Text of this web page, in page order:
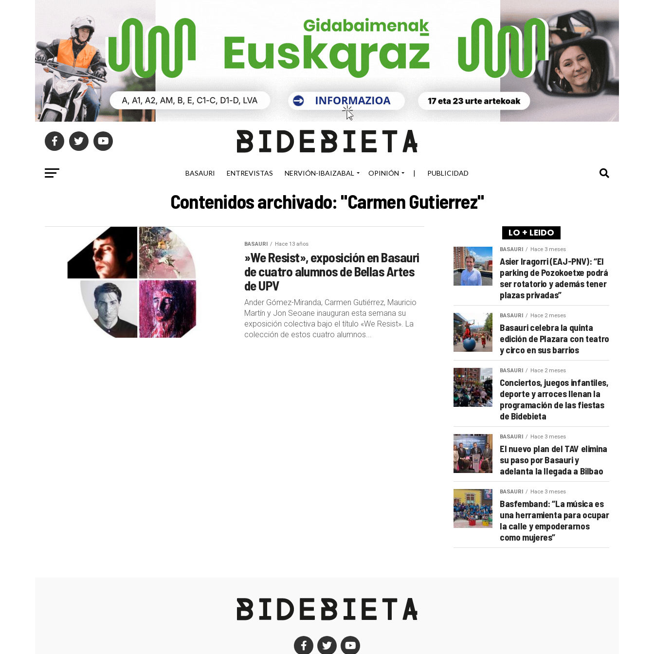
BASAURI ENTREVISTAS NERVIÓN-IBAIZABAL OPINIÓN | PUBLICIDAD
Contenidos archivado: "Carmen Gutierrez"
BASAURI Hace 13 años
»We Resist», exposición en Basauri
de cuatro alumnos de Bellas Artes
de UPV
Ander Gómez-Miranda, Carmen Gutiérrez, Mauricio
Martín y Jon Seoane inauguran esta semana su
exposición colectiva bajo el título «We Resist». La
colección de estos cuatro alumnos...
LO + LEIDO
BASAURI Hace 3 meses
Asier Iragorri (EAJ-PNV): “El
parking de Pozokoetxe podrá
ser rotatorio y además tener
plazas privadas”
BASAURI Hace 2 meses
Basauri celebra la quinta
edición de Plazara con teatro
y circo en sus barrios
BASAURI Hace 2 meses
Conciertos, juegos infantiles,
deporte y arroces llenan la
programación de las fiestas
de Bidebieta
BASAURI Hace 3 meses
El nuevo plan del TAV elimina
su paso por Basauri y
adelanta la llegada a Bilbao
BASAURI Hace 3 meses
Basfemband: “La música es
una herramienta para ocupar
la calle y empoderarnos
como mujeres”